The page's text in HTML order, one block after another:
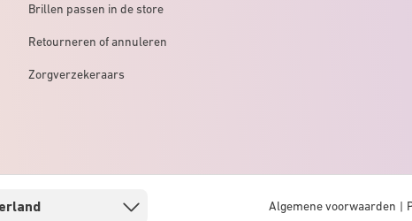
Brillen passen in de store
Retourneren of annuleren
Zorgverzekeraars
Algemene voorwaarden